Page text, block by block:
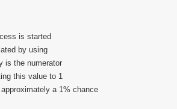
is started
by using
is the numerator
this value to 1
a 1% chance